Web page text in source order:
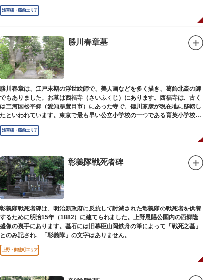
王の梵字を刻んだ板碑が境内に残っています。
浅草橋・蔵前エリア
勝川春章墓
勝川春章は、江戸末期の浮世絵師で、美人画などを多く描き、葛飾北斎の師
でもありました。お墓は西福寺（さいふくじ）にあります。西福寺は、古く
は三河国松平郷（愛知県豊田市）にあった寺で、徳川家康が現在地に移転し
たといわれています。東京で最も早い公立小学校の一つである育英小学校の
発祥の地としても知られています。
浅草橋・蔵前エリア
彰義隊戦死者碑
彰義隊戦死者碑は、明治新政府に反抗して討滅された彰義隊の戦死者を供養
するために明治15年（1882）に建てられました。上野恩賜公園内の西郷隆
盛像の裏手にあります。墓石には旧幕臣山岡鉄舟の筆によって「戦死之墓」
とのみ記され、「彰義隊」の文字はありません。
上野・御徒町エリア